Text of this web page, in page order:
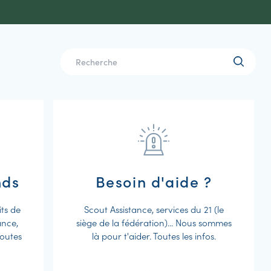
de
Besoin d'aide ?
Scout Assistance, services du 21 (le
siège de la fédération)... Nous sommes
là pour t'aider. Toutes les infos.